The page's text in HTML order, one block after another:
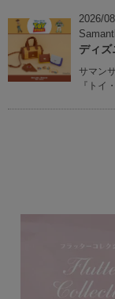
2026/
ディ
サマン
『トイ